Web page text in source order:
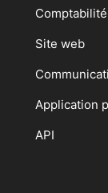
Comptabilité
Site web
Application
API